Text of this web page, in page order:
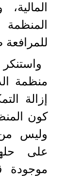
منظمة
إزالة
كون
وليس
على
موجودة